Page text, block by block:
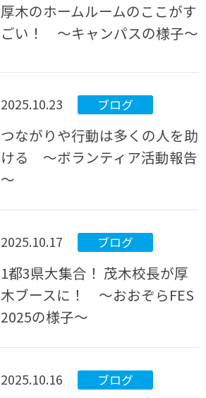
厚木のホームルームのここがす
ごい！ ～キャンパスの様子～
2025.10.23 ブログ
つながりや行動は多くの人を助
ける ～ボランティア活動報告
～
2025.10.17 ブログ
1都3県大集合！ 茂木校長が厚
木ブースに！ ～おおぞらFES
2025の様子～
2025.10.16 ブログ